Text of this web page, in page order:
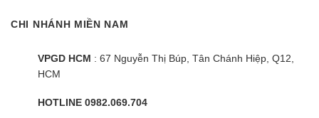
CHI NHÁNH MIỀN NAM
VPGD HCM : 67 Nguyễn Thị Búp, Tân Chánh Hiệp, Q12,
HCM
HOTLINE 0982.069.704